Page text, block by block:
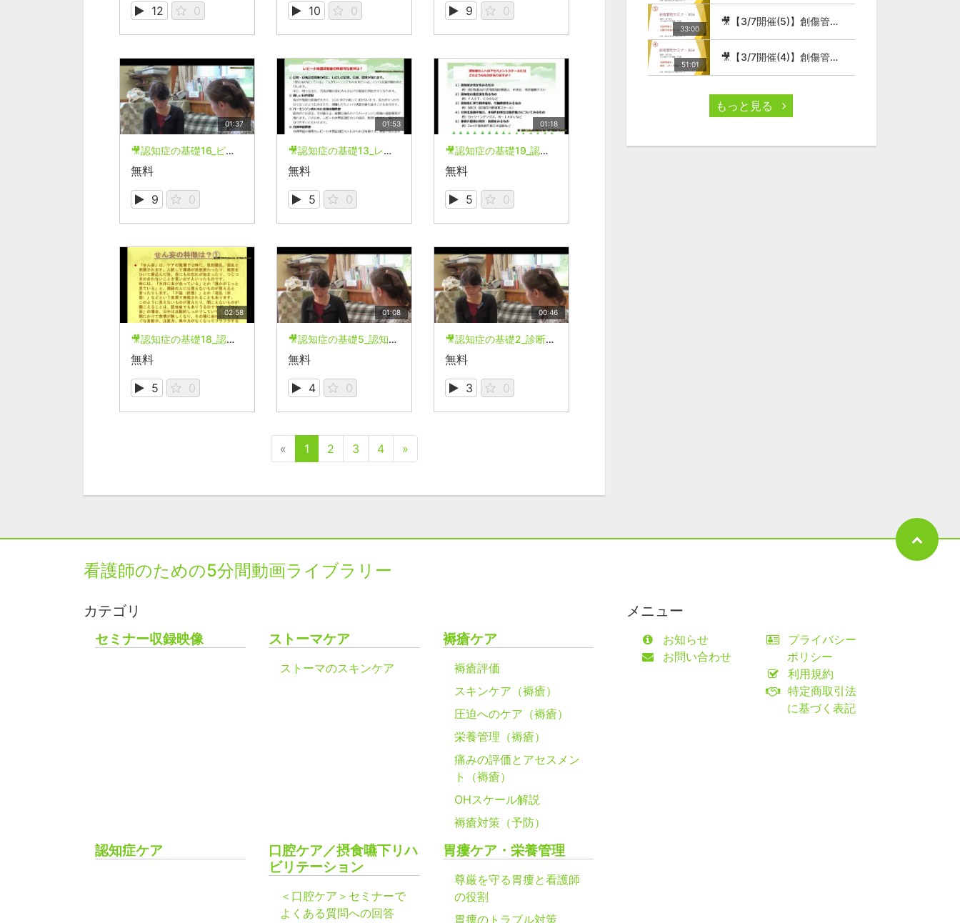
12
0
10
0
9
0
01:37
🎥認知症の基礎16_ピック病の特徴は？
無料
9
0
01:53
🎥認知症の基礎13_レビー小体型認知症の特徴的な症状は？
無料
5
0
01:18
🎥認知症の基礎19_認知症の人へのアセスメントスケールにはどのようなものがあるか？
無料
5
0
02:58
🎥認知症の基礎18_認知症と似ているものにはどのようなものがありますか？
無料
5
0
01:08
🎥認知症の基礎5_認知症の進行の仕方は？
無料
4
0
00:46
🎥認知症の基礎2_診断にはどのような基準が用いれている？
無料
3
0
« 1 2 3 4 »
33:00
🎥【3/7開催(5)】創傷管理セミナー2026
51:01
🎥【3/7開催(4)】創傷管理セミナー2026
もっと見る
看護師のための5分間動画ライブラリー
カテゴリ
セミナー収録映像
ストーマケア
ストーマのスキンケア
褥瘡ケア
褥瘡評価
スキンケア（褥瘡）
圧迫へのケア（褥瘡）
栄養管理（褥瘡）
痛みの評価とアセスメン
ト（褥瘡）
OHスケール解説
褥瘡対策（予防）
認知症ケア
口腔ケア／摂食嚥下リハ
ビリテーション
＜口腔ケア＞セミナーで
よくある質問への回答
胃瘻ケア・栄養管理
尊厳を守る胃瘻と看護師
の役割
胃瘻のトラブル対策
メニュー
お知らせ
お問い合わせ
プライバシー
ポリシー
利用規約
特定商取引法
に基づく表記